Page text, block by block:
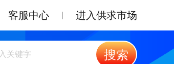
客服中心 进入供求市场
搜索